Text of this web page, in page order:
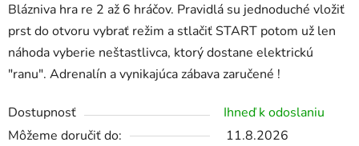
Blázniva hra re 2 až 6 hráčov. Pravidlá su jednoduché vložiť
prst do otvoru vybrať režim a stlačiť START potom už len
náhoda vyberie neštastlivca, ktorý dostane elektrickú
"ranu". Adrenalín a vynikajúca zábava zaručené !
Dostupnosť
Ihneď k odoslaniu
Môžeme doručiť do:
11.8.2026